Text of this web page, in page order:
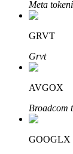
Naucz się
Meta
GRVT
Grvt
AVGOX
Broadcom
GOOGLX